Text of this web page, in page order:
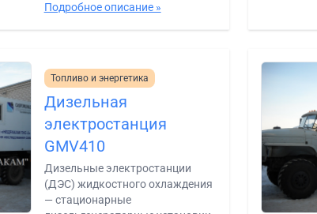
Подробное описание »
Топливо и энергетика
Дизельная
электростанция
GMV410
Дизельные электростанции
(ДЭС) жидкостного охлаждения
— стационарные